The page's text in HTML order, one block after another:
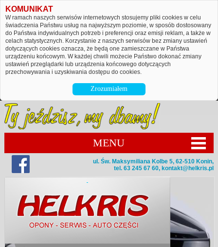
KOMUNIKAT
W ramach naszych serwisów internetowych stosujemy pliki cookies w celu
świadczenia Państwu usług na najwyższym poziomie, w sposób dostosowany
do Państwa indywidualnych potrzeb i preferencji oraz emisji reklam, a także w
celach statystycznych. Korzystanie z naszych serwisów bez zmiany ustawień
dotyczących cookies oznacza, że będą one zamieszczane w Państwa
urządzeniu końcowym. W każdej chwili możecie Państwo dokonać zmiany
ustawień przeglądarki lub urządzenia końcowego dotyczących
przechowywania i uzyskiwania dostępu do cookies.
Zrozumiałem
MENU
ul. Św. Maksymiliana Kolbe 5, 62-510 Konin,
tel. 63 245 67 60, kontakt@helkris.pl